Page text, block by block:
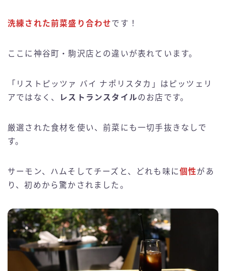
洗練された前菜盛り合わせです！
ここに神谷町・駒沢店との違いが表れています。
「リストピッツァ バイ ナポリスタカ」はピッツェリ
アではなく、
レストランスタイルのお店です。
厳選された食材を使い、前菜にも一切手抜きなしで
す。
サーモン、ハムそしてチーズと、どれも味に個性があ
り、初めから驚かされました。